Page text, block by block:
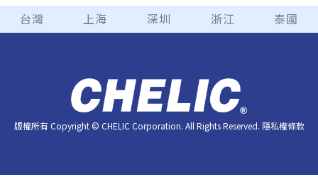
台灣
上海 深圳 浙江 泰國
版權所有 Copyright © CHELIC Corporation. All Rights Reserved. 隱私權條款